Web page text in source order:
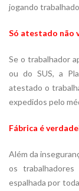
jogando
Só atestado não
Se o trabalhador
ou do SUS, a
atestado o
expedidos pelo
Fábrica é
Além da
os
espalhada por